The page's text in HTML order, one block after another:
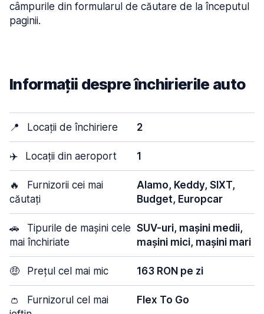
câmpurile din formularul de căutare de la începutul
paginii.
Informații despre închirierile auto
📍 Locații de închiriere 2
✈️ Locații din aeroport 1
🔥
Furnizorii cei mai
căutați
Alamo, Keddy, SIXT,
Budget, Europcar
🚗
Tipurile de mașini cele
mai închiriate
SUV-uri, mașini medii,
mașini mici, mașini mari
🤑 Prețul cel mai mic 163 RON pe zi
👛
Furnizorul cel mai
Flex To Go